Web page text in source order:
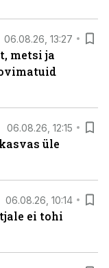
06.08.26, 13:27
metsi ja
06.08.26, 12:15
üle
06.08.26, 10:14
ei tohi